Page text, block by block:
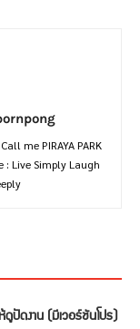
me PIRAYA PARK
: Live Simply Laugh
ดูปัดงาน (มีเวอร์ชันโปร)